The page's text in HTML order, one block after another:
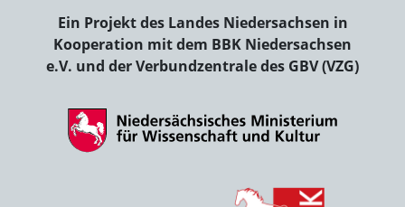
Ein Projekt des Landes Niedersachsen in
Kooperation mit dem BBK Niedersachsen
e.V. und der Verbundzentrale des GBV (VZG)